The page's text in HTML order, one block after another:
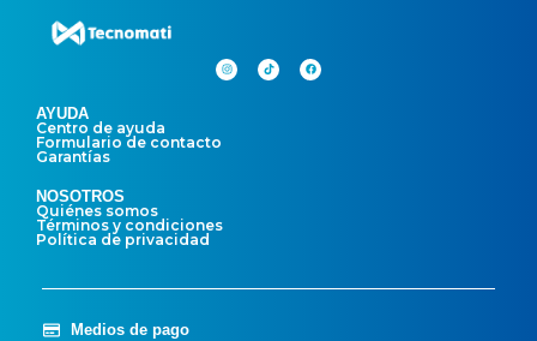
AYUDA
Centro de ayuda
Formulario de contacto
Garantías
NOSOTROS
Quiénes somos
Términos y condiciones
Política de privacidad
Medios de pago